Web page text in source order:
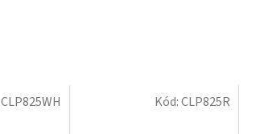
CLP825WH Kód:CLP825R